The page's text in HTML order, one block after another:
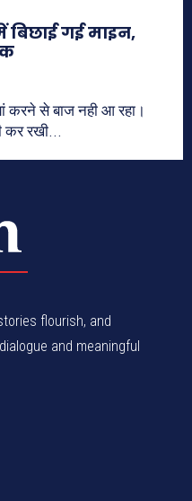
बिछाई गई माइन,
करने से बाज नही आ रहा।
कर रखी...
flourish, and
and meaningful